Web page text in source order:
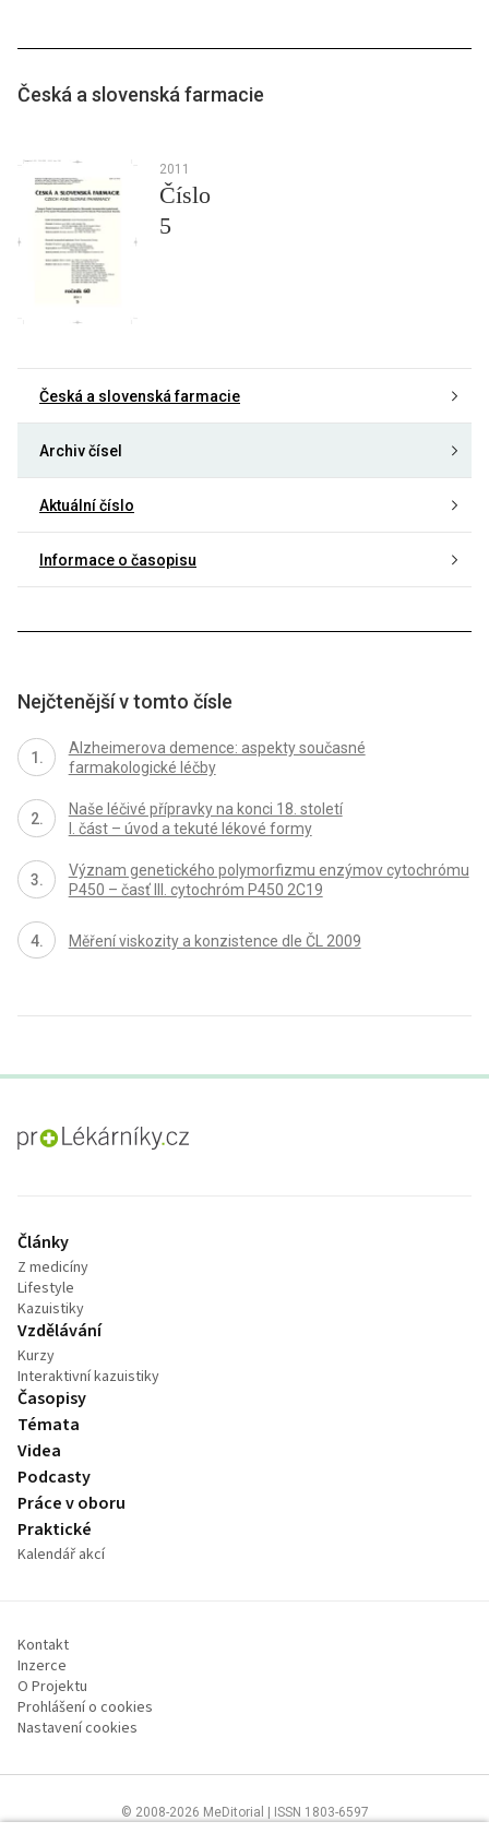
Česká a slovenská farmacie
2011
Číslo
5
Česká a slovenská farmacie
Archiv čísel
Aktuální číslo
Informace o časopisu
Nejčtenější v tomto čísle
Alzheimerova demence: aspekty současné
farmakologické léčby
Naše léčivé přípravky na konci 18. století
I. část – úvod a tekuté lékové formy
Význam genetického polymorfizmu enzýmov cytochrómu
P450 – časť III. cytochróm P450 2C19
Měření viskozity a konzistence dle ČL 2009
proLékaře.cz
Články
Z medicíny
Lifestyle
Kazuistiky
Vzdělávání
Kurzy
Interaktivní kazuistiky
Časopisy
Témata
Videa
Podcasty
Práce v oboru
Praktické
Kalendář akcí
Kontakt
Inzerce
O Projektu
Prohlášení o cookies
Nastavení cookies
© 2008-2026 MeDitorial | ISSN 1803-6597